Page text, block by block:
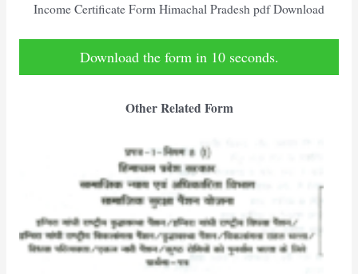
Income Certificate Form Himachal Pradesh pdf Download
Download the form in 10 seconds.
Other Related Form